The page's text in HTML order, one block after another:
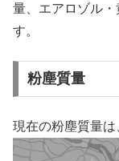
量、エアロゾル
す。
粉塵質量
現在の粉塵質量は